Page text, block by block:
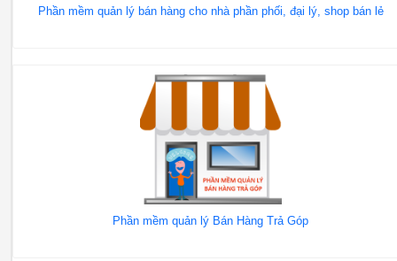
Phần mềm quản lý bán hàng cho nhà phần phối, đại lý, shop bán lẻ
Phần mềm quản lý Bán Hàng Trả Góp